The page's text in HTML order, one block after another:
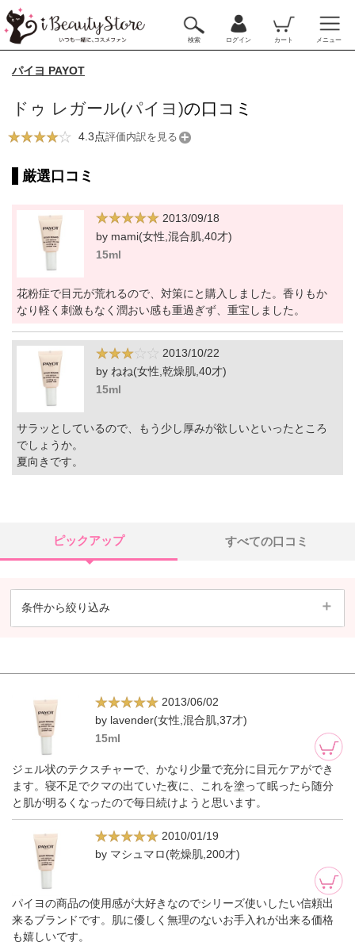
検索 ログイン カート メニュー
パイヨ PAYOT
ドゥ レガール(パイヨ)の口コミ
4.3点評価内訳を見る
厳選口コミ
2013/09/18
by mami(女性,混合肌,40才)
15ml
花粉症で目元が荒れるので、対策にと購入しました。香りもか
なり軽く刺激もなく潤おい感も重過ぎず、重宝しました。
2013/10/22
by ねね(女性,乾燥肌,40才)
15ml
サラッとしているので、もう少し厚みが欲しいといったところ
でしょうか。
夏向きです。
ピックアップ すべての口コミ
条件から絞り込み
2013/06/02
by lavender(女性,混合肌,37才)
15ml
ジェル状のテクスチャーで、かなり少量で充分に目元ケアができ
ます。寝不足でクマの出ていた夜に、これを塗って眠ったら随分
と肌が明るくなったので毎日続けようと思います。
2010/01/19
by マシュマロ(乾燥肌,200才)
パイヨの商品の使用感が大好きなのでシリーズ使いしたい信頼出
来るブランドです。肌に優しく無理のないお手入れが出来る価格
も嬉しいです。